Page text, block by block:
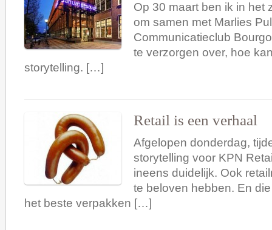
Op 30 maart ben ik in het
om samen met Marlies
Communicatieclub
te verzorgen over, hoe
storytelling. […]
Retail is een verhaal
Afgelopen donderdag,
storytelling voor KPN
ineens duidelijk. Ook
te beloven hebben. En
het beste verpakken […]